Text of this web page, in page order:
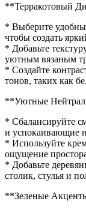
**Терракотовый
* Выберите
чтобы создать
* Добавьте
уютным вязаным
* Создайте
тонов, таких как
**Уютные
* Сбалансируйте
и успокаивающие
* Используйте
ощущение
* Добавьте
столик, стулья и
**Зеленые